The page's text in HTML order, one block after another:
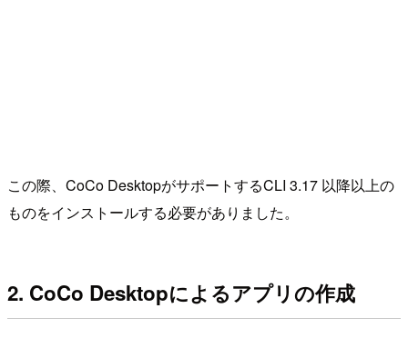
この際、CoCo DesktopがサポートするCLI 3.17 以降以上の
ものをインストールする必要がありました。
2. CoCo Desktopによるアプリの作成